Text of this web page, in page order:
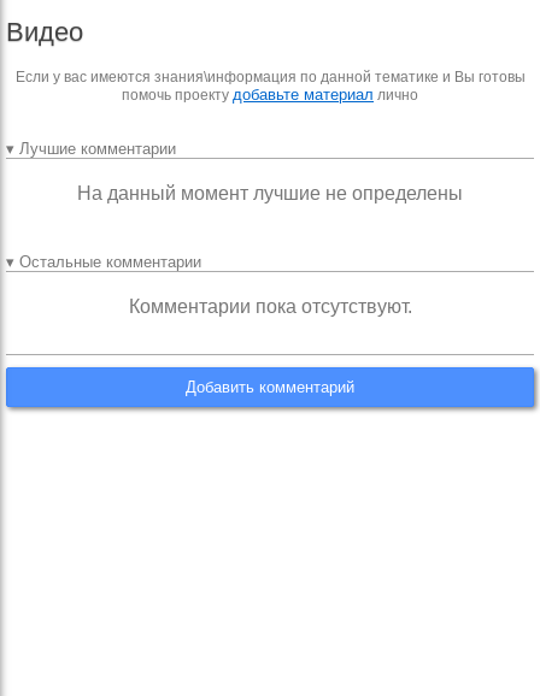
Видео
Если у вас имеются знания\информация по данной тематике и Вы готовы
помочь проекту добавьте материал лично
▾ Лучшие комментарии
На данный момент лучшие не определены
▾ Остальные комментарии
Комментарии пока отсутствуют.
Добавить комментарий